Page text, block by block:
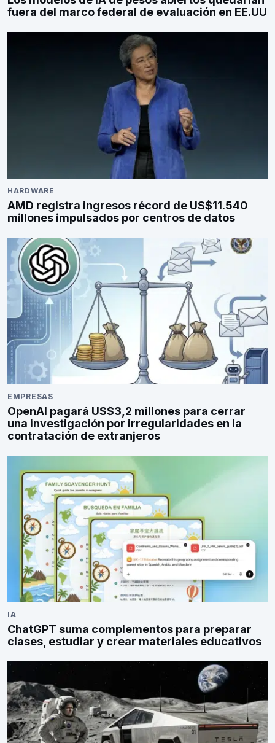
fuera del marco federal de evaluación en EE.UU
HARDWARE
AMD registra ingresos récord de US$11.540
millones impulsados por centros de datos
EMPRESAS
OpenAI pagará US$3,2 millones para cerrar
una investigación por irregularidades en la
contratación de extranjeros
IA
ChatGPT suma complementos para preparar
clases, estudiar y crear materiales educativos